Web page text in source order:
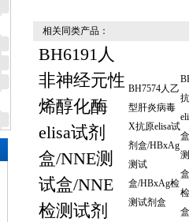
相关同类产品：
BH6191人
非神经元性
烯醇化酶
elisa试剂
盒/NNE测
试盒/NNE
检测试剂
BH7574人乙
型肝炎病毒
X抗原elisa试
剂盒/HBxAg
测试
盒/HBxAg检
测试剂盒
盒